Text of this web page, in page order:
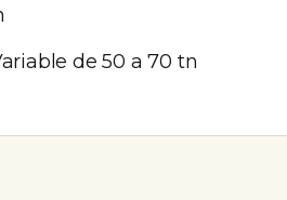
de 50 a 70 tn